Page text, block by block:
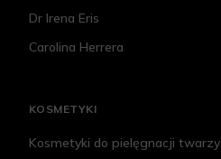
Dr Irena Eris
Carolina Herrera
KOSMETYKI
Kosmetyki do pielęgnacji twarzy